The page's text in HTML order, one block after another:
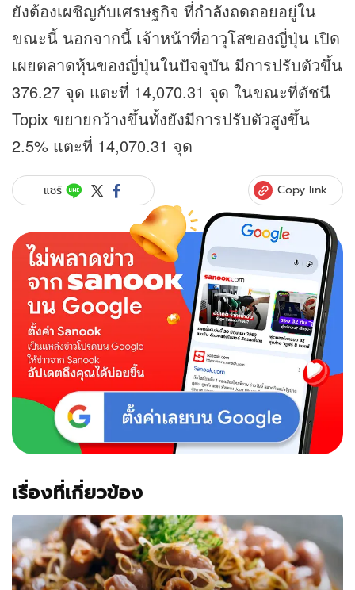
ยังต้องเผชิญกับเศรษฐกิจ ที่กำลังถดถอยอยู่ใน
ขณะนี้ นอกจากนี้ เจ้าหน้าที่อาวุโสของญี่ปุ่น เปิด
เผยตลาดหุ้นของญี่ปุ่นในปัจจุบัน มีการปรับตัวขึ้น
376.27 จุด แตะที่ 14,070.31 จุด ในขณะที่ดัชนี
Topix ขยายกว้างขึ้นทั้งยังมีการปรับตัวสูงขึ้น
2.5% แตะที่ 14,070.31 จุด
แชร์ Copy link
เรื่องที่เกี่ยวข้อง